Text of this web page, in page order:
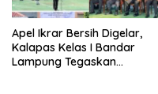
Apel Ikrar Bersih Digelar,
Kalapas Kelas I Bandar
Lampung Tegaskan